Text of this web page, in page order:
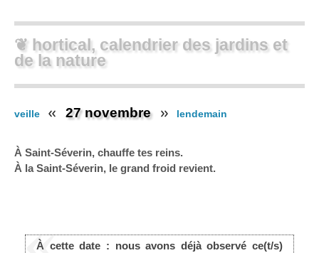
❦ hortical, calendrier des jardins et
de la nature
veille 27 novembre lendemain
À Saint-Séverin, chauffe tes reins.
À la Saint-Séverin, le grand froid revient.
À cette date : nous avons déjà observé ce(t/s)